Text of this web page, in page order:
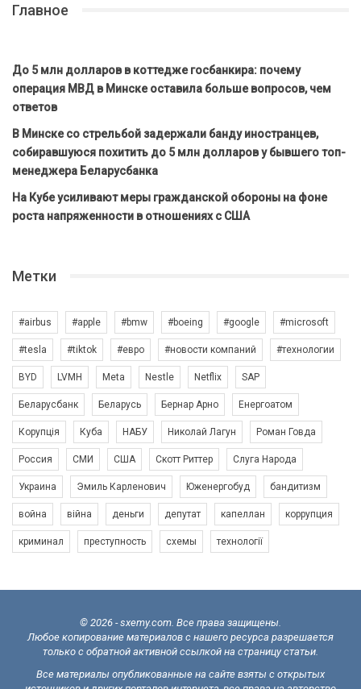
Главное
До 5 млн долларов в коттедже госбанкира: почему
операция МВД в Минске оставила больше вопросов, чем
ответов
В Минске со стрельбой задержали банду иностранцев,
собиравшуюся похитить до 5 млн долларов у бывшего топ-
менеджера Беларусбанка
На Кубе усиливают меры гражданской обороны на фоне
роста напряженности в отношениях с США
Метки
#airbus #apple #bmw #boeing #google #microsoft
#tesla #tiktok #евро #новости компаний #технологии
BYD LVMH Meta Nestle Netflix SAP
Беларусбанк Беларусь Бернар Арно Енергоатом
Корупція Куба НАБУ Николай Лагун Роман Говда
Россия СМИ США Скотт Риттер Слуга Народа
Украина Эмиль Карленович Юженергобуд бандитизм
война війна деньги депутат капеллан коррупция
криминал преступность схемы технології
© 2026 - sxemy.com. Все права защищены.
Любое копирование материалов с нашего ресурса разрешается
только с обратной активной ссылкой на страницу статьи.
Все материалы опубликованные на сайте взяты с открытых